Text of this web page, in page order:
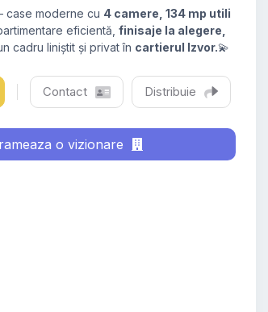
case moderne cu 4 camere, 134 mp utili
eficientă, finisaje la alegere,
cadru liniștit și privat în cartierul Izvor.💫
Contact Distribuie
o vizionare